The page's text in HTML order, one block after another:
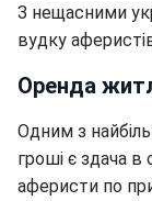
З нещасними
вудку
Оренда
Одним з
гроші є здача в
аферисти по